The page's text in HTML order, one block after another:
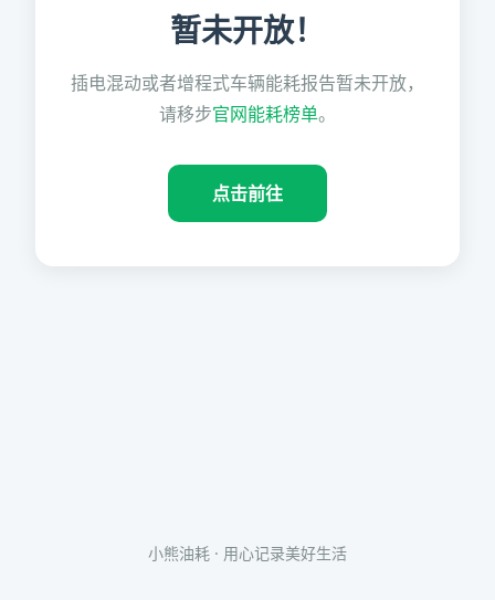
暂未开放！
插电混动或者增程式车辆能耗报告暂未开放，
请移步官网能耗榜单。
点击前往
小熊油耗 · 用心记录美好生活